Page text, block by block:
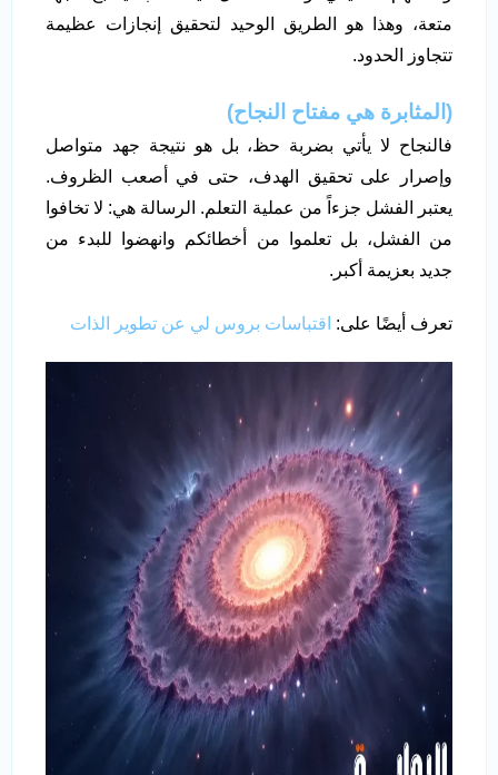
متعة، وهذا هو الطريق الوحيد لتحقيق إنجازات عظيمة
تتجاوز الحدود.
(المثابرة هي مفتاح النجاح)
فالنجاح لا يأتي بضربة حظ، بل هو نتيجة جهد متواصل
وإصرار على تحقيق الهدف، حتى في أصعب الظروف.
يعتبر الفشل جزءاً من عملية التعلم. الرسالة هي: لا تخافوا
من الفشل، بل تعلموا من أخطائكم وانهضوا للبدء من
جديد بعزيمة أكبر.
تعرف أيضًا على: اقتباسات بروس لي عن تطوير الذات